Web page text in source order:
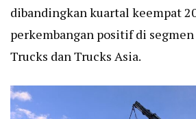
dibandingkan kuartal keempat
perkembangan positif di
Trucks dan Trucks Asia.